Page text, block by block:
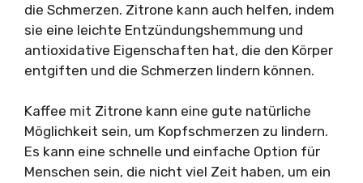
die Schmerzen. Zitrone kann auch helfen, indem
sie eine leichte Entzündungshemmung und
antioxidative Eigenschaften hat, die den Körper
entgiften und die Schmerzen lindern können.
Kaffee mit Zitrone kann eine gute natürliche
Möglichkeit sein, um Kopfschmerzen zu lindern.
Es kann eine schnelle und einfache Option für
Menschen sein, die nicht viel Zeit haben, um ein